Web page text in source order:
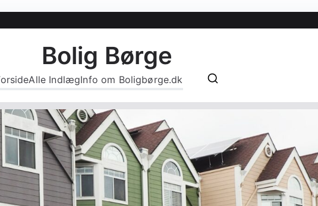
Bolig Børge
Alle IndlægInfo om Boligbørge.dk